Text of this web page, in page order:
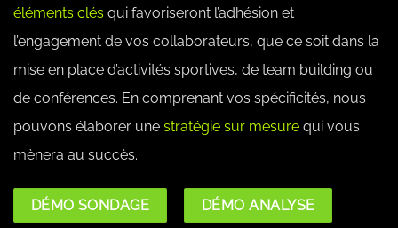
éléments clés qui favoriseront l’adhésion et
l’engagement de vos collaborateurs, que ce soit dans la
mise en place d’activités sportives, de team building ou
de conférences. En comprenant vos spécificités, nous
pouvons élaborer une stratégie sur mesure qui vous
mènera au succès.
DÉMO SONDAGE DÉMO ANALYSE